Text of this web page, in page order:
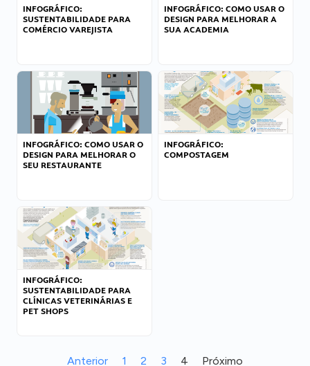
INFOGRÁFICO:
SUSTENTABILIDADE PARA
COMÉRCIO VAREJISTA
INFOGRÁFICO: COMO USAR O
DESIGN PARA MELHORAR A
SUA ACADEMIA
INFOGRÁFICO: COMO USAR O
DESIGN PARA MELHORAR O
SEU RESTAURANTE
INFOGRÁFICO:
COMPOSTAGEM
INFOGRÁFICO:
SUSTENTABILIDADE PARA
CLÍNICAS VETERINÁRIAS E
PET SHOPS
Anterior 1 2 3 4 Próximo